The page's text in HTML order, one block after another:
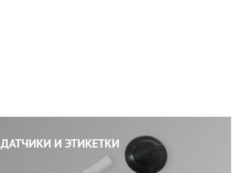
ДАТЧИКИ И ЭТИКЕТКИ